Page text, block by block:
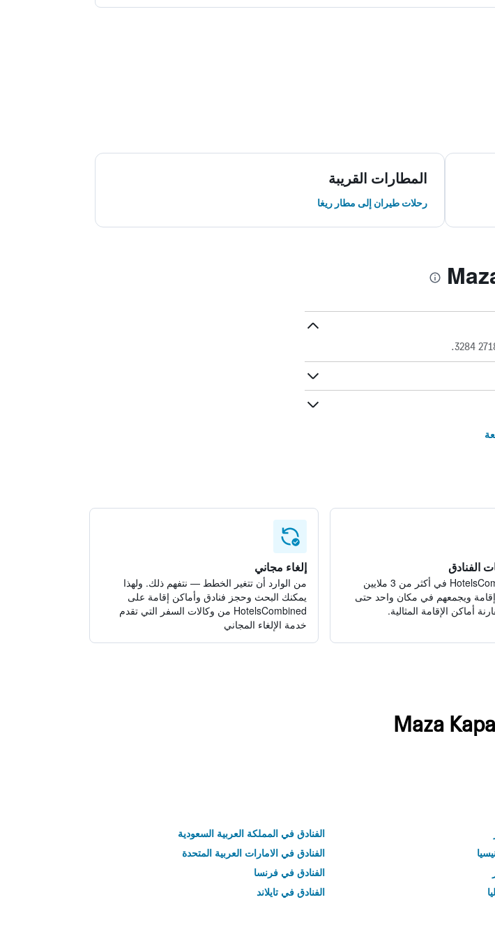
المطارات القريبة
رحلات طيران إلى مطار ريغا
الفنادق
يبحث HotelsCombined في أكثر من 3 ملايين
ويجمعهم في مكان واحد حتى
أماكن الإقامة المثالية.
إلغاء مجاني
من الوارد أن تتغير الخطط — نتفهم ذلك. ولهذا
يمكنك البحث وحجز فنادق وأماكن إقامة على
HotelsCombined من وكالات السفر التي تقدم
خدمة الإلغاء المجاني
الفنادق في المملكة العربية السعودية
الفنادق في الامارات العربية المتحدة
الفنادق في فرنسا
الفنادق في تايلاند